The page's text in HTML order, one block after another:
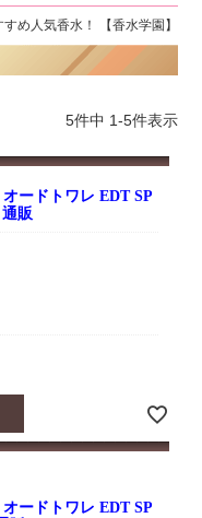
め人気香水！ 【香水学園】
5件中 1-5件表示
ードトワレ EDT SP
販
ードトワレ EDT SP
クロエさん
ました！